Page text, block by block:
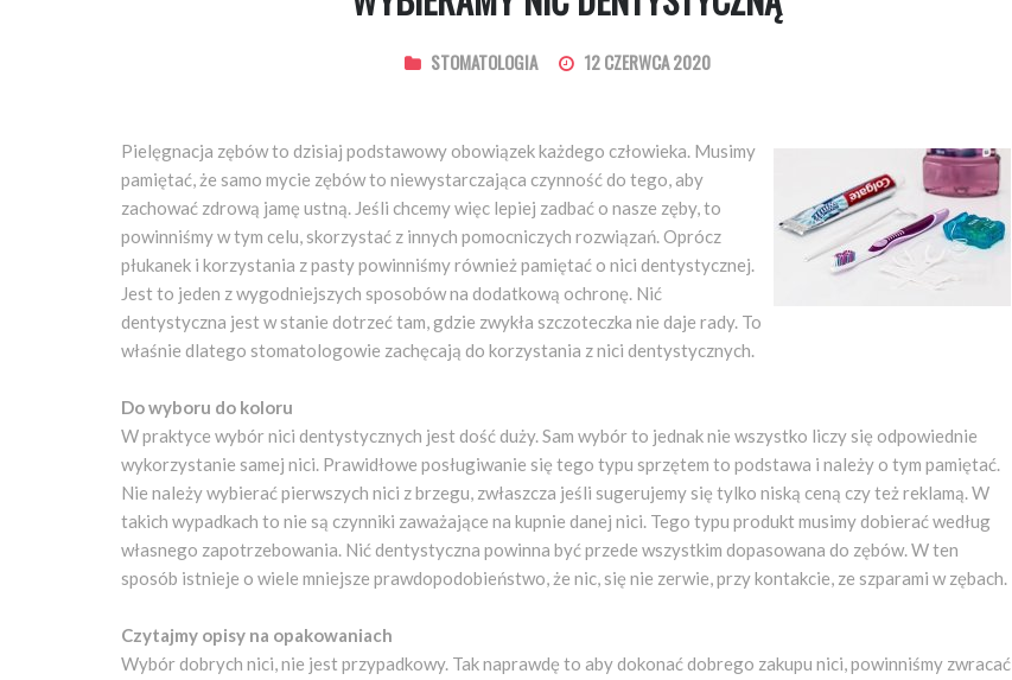
STOMATOLOGIA 12 CZERWCA 2020
Pielęgnacja zębów to dzisiaj podstawowy obowiązek każdego człowieka. Musimy
pamiętać, że samo mycie zębów to niewystarczająca czynność do tego, aby
zachować zdrową jamę ustną. Jeśli chcemy więc lepiej zadbać o nasze zęby, to
powinniśmy w tym celu, skorzystać z innych pomocniczych rozwiązań. Oprócz
płukanek i korzystania z pasty powinniśmy również pamiętać o nici dentystycznej.
Jest to jeden z wygodniejszych sposobów na dodatkową ochronę. Nić
dentystyczna jest w stanie dotrzeć tam, gdzie zwykła szczoteczka nie daje rady. To
właśnie dlatego stomatologowie zachęcają do korzystania z nici dentystycznych.
Do wyboru do koloru
W praktyce wybór nici dentystycznych jest dość duży. Sam wybór to jednak nie wszystko liczy się odpowiednie
wykorzystanie samej nici. Prawidłowe posługiwanie się tego typu sprzętem to podstawa i należy o tym pamiętać.
Nie należy wybierać pierwszych nici z brzegu, zwłaszcza jeśli sugerujemy się tylko niską ceną czy też reklamą. W
takich wypadkach to nie są czynniki zaważające na kupnie danej nici. Tego typu produkt musimy dobierać według
własnego zapotrzebowania. Nić dentystyczna powinna być przede wszystkim dopasowana do zębów. W ten
sposób istnieje o wiele mniejsze prawdopodobieństwo, że nic, się nie zerwie, przy kontakcie, ze szparami w zębach.
Czytajmy opisy na opakowaniach
Wybór dobrych nici, nie jest przypadkowy. Tak naprawdę to aby dokonać dobrego zakupu nici, powinniśmy zwracać